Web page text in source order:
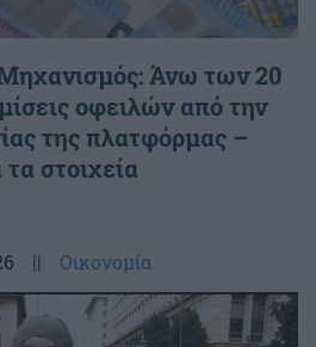
Άνω των 20
οφειλών από την
της πλατφόρμας –
στοιχεία
|| Οικονομία